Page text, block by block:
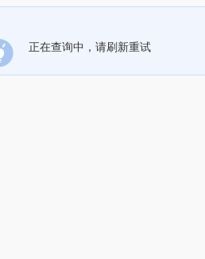
正在查询中，请刷新重试